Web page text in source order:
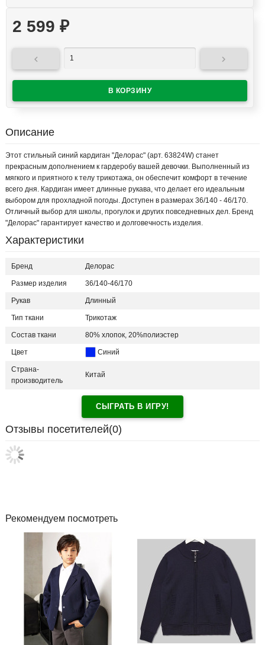
2 599 ₽
 
Описание
Этот стильный синий кардиган "Делорас" (арт. 63824W) станет
прекрасным дополнением к гардеробу вашей девочки. Выполненный из
мягкого и приятного к телу трикотажа, он обеспечит комфорт в течение
всего дня. Кардиган имеет длинные рукава, что делает его идеальным
выбором для прохладной погоды. Доступен в размерах 36/140 - 46/170.
Отличный выбор для школы, прогулок и других повседневных дел. Бренд
"Делорас" гарантирует качество и долговечность изделия.
Характеристики
Бренд Делорас
Размер изделия 36/140-46/170
Рукав Длинный
Тип ткани Трикотаж
Состав ткани 80% хлопок, 20%полиэстер
Цвет Синий
Страна-
производитель
Китай
СЫГРАТЬ В ИГРУ!
Отзывы посетителей(0)
Рекомендуем посмотреть